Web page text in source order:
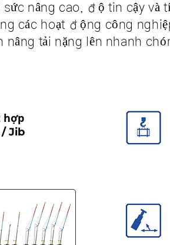
sức nâng cao, độ tin cậy
các hoạt động công
nâng tải nặng lên nhanh
hợp
Jib